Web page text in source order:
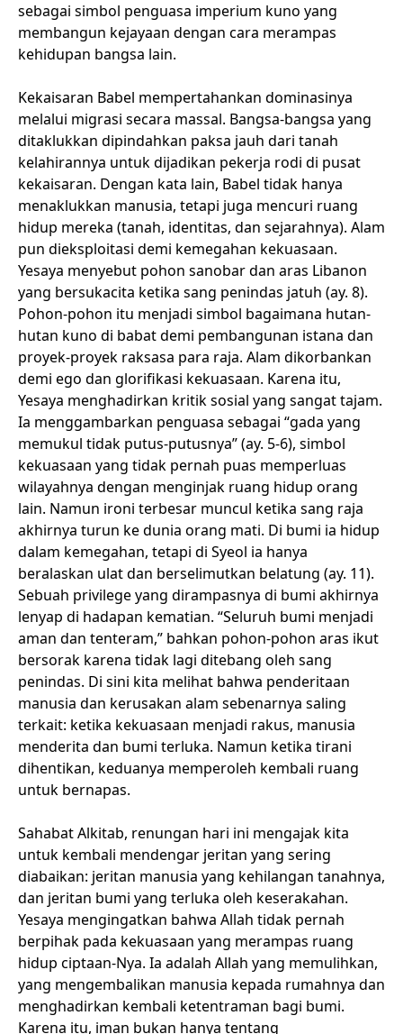
sebagai simbol penguasa imperium kuno yang
membangun kejayaan dengan cara merampas
kehidupan bangsa lain.
Kekaisaran Babel mempertahankan dominasinya
melalui migrasi secara massal. Bangsa-bangsa yang
ditaklukkan dipindahkan paksa jauh dari tanah
kelahirannya untuk dijadikan pekerja rodi di pusat
kekaisaran. Dengan kata lain, Babel tidak hanya
menaklukkan manusia, tetapi juga mencuri ruang
hidup mereka (tanah, identitas, dan sejarahnya). Alam
pun dieksploitasi demi kemegahan kekuasaan.
Yesaya menyebut pohon sanobar dan aras Libanon
yang bersukacita ketika sang penindas jatuh (ay. 8).
Pohon-pohon itu menjadi simbol bagaimana hutan-
hutan kuno di babat demi pembangunan istana dan
proyek-proyek raksasa para raja. Alam dikorbankan
demi ego dan glorifikasi kekuasaan. Karena itu,
Yesaya menghadirkan kritik sosial yang sangat tajam.
Ia menggambarkan penguasa sebagai “gada yang
memukul tidak putus-putusnya” (ay. 5-6), simbol
kekuasaan yang tidak pernah puas memperluas
wilayahnya dengan menginjak ruang hidup orang
lain. Namun ironi terbesar muncul ketika sang raja
akhirnya turun ke dunia orang mati. Di bumi ia hidup
dalam kemegahan, tetapi di Syeol ia hanya
beralaskan ulat dan berselimutkan belatung (ay. 11).
Sebuah privilege yang dirampasnya di bumi akhirnya
lenyap di hadapan kematian. “Seluruh bumi menjadi
aman dan tenteram,” bahkan pohon-pohon aras ikut
bersorak karena tidak lagi ditebang oleh sang
penindas. Di sini kita melihat bahwa penderitaan
manusia dan kerusakan alam sebenarnya saling
terkait: ketika kekuasaan menjadi rakus, manusia
menderita dan bumi terluka. Namun ketika tirani
dihentikan, keduanya memperoleh kembali ruang
untuk bernapas.
Sahabat Alkitab, renungan hari ini mengajak kita
untuk kembali mendengar jeritan yang sering
diabaikan: jeritan manusia yang kehilangan tanahnya,
dan jeritan bumi yang terluka oleh keserakahan.
Yesaya mengingatkan bahwa Allah tidak pernah
berpihak pada kekuasaan yang merampas ruang
hidup ciptaan-Nya. Ia adalah Allah yang memulihkan,
yang mengembalikan manusia kepada rumahnya dan
menghadirkan kembali ketentraman bagi bumi.
Karena itu, iman bukan hanya tentang